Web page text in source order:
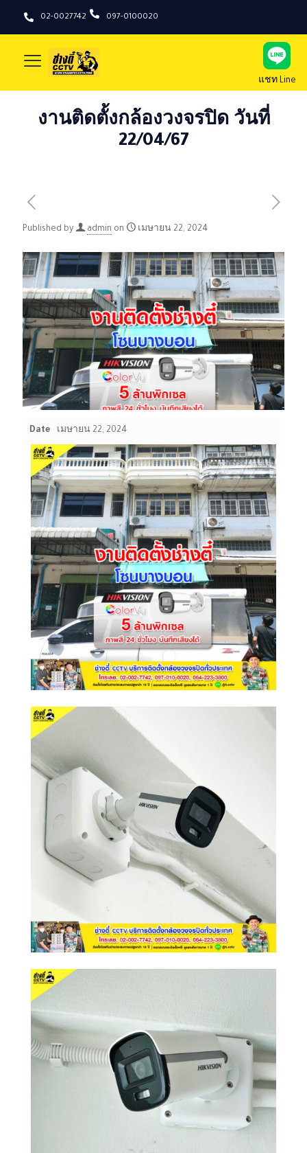
02-0027742 097-0100020
แชท Line
งานติดตั้งกล้องวงจรปิด วันที่
22/04/67
Published by admin on เมษายน 22, 2024
Date เมษายน 22, 2024